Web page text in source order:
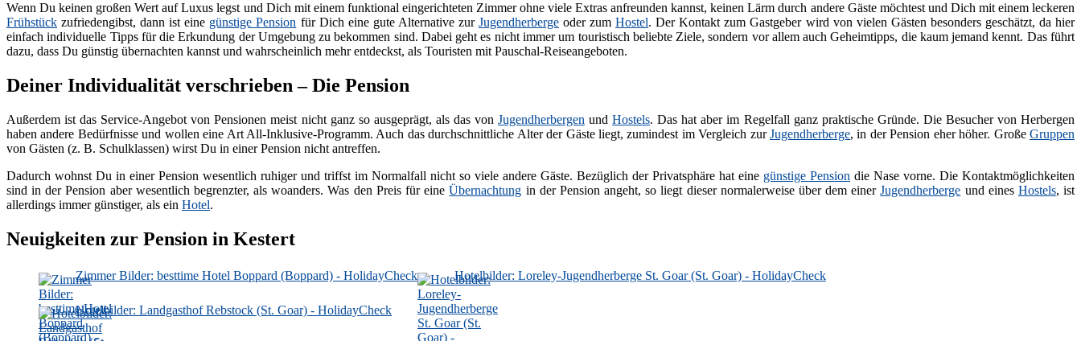
Wenn Du keinen großen Wert auf Luxus legst und Dich mit einem funktional eingerichteten Zimmer ohne viele Extras anfreunden kannst, keinen Lärm durch andere Gäste möchtest und Dich mit einem leckeren
Frühstück zufriedengibst, dann ist eine günstige Pension für Dich eine gute Alternative zur Jugendherbergeoder zumHostel. Der Kontakt zum Gastgeber wird von vielen Gästen besonders geschätzt, da hier
einfach individuelle Tipps für die Erkundung der Umgebung zu bekommen sind. Dabei geht es nicht immer um touristisch beliebte Ziele, sondern vor allem auch Geheimtipps, die kaum jemand kennt. Das führt
dazu, dass Du günstig übernachten kannst und wahrscheinlich mehr entdeckst, als Touristen mit Pauschal-Reiseangeboten.
Deiner Individualität verschrieben – Die Pension
Außerdem ist das Service-Angebot von Pensionen meist nicht ganz so ausgeprägt, als das von Jugendherbergen undHostels. Das hat aber im Regelfall ganz praktische Gründe. Die Besucher von Herbergen
haben andere Bedürfnisse und wollen eine Art All-Inklusive-Programm. Auch das durchschnittliche Alter der Gäste liegt, zumindest im Vergleich zurJugendherberge, in der Pension eher höher. GroßeGruppen
von Gästen (z. B. Schulklassen) wirst Du in einer Pension nicht antreffen.
Dadurch wohnst Du in einer Pension wesentlich ruhiger und triffst im Normalfall nicht so viele andere Gäste. Bezüglich der Privatsphäre hat eine günstige Pension die Nase vorne. Die Kontaktmöglichkeiten
sind in der Pension aber wesentlich begrenzter, als woanders. Was den Preis für eineÜbernachtung in der Pension angeht, so liegt dieser normalerweise über dem einerJugendherberge und eines Hostels, ist
allerdings immer günstiger, als ein Hotel.
Neuigkeiten zur Pension in Kestert
Zimmer Bilder: besttime Hotel Boppard (Boppard) - HolidayCheck Hotelbilder: Loreley-Jugendherberge St. Goar (St. Goar) - HolidayCheck
Hotelbilder: Landgasthof Rebstock (St. Goar) - HolidayCheck